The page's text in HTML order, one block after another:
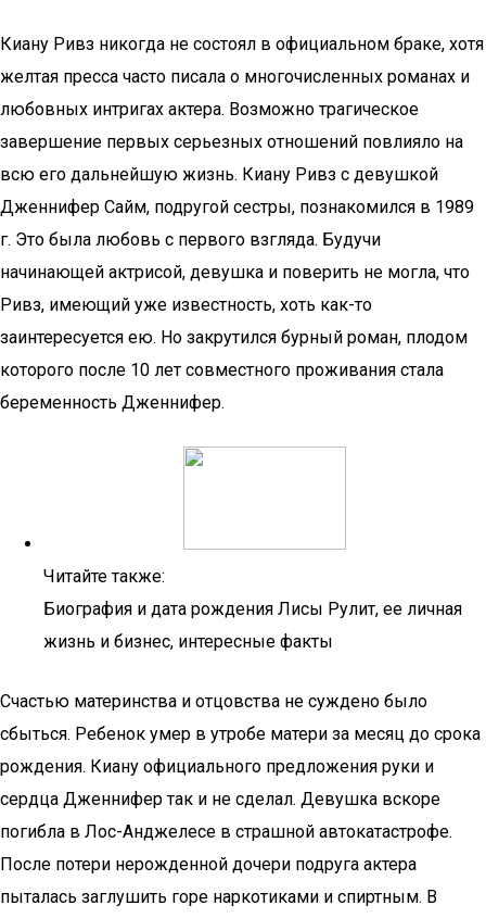
Киану Ривз никогда не состоял в официальном браке, хотя
желтая пресса часто писала о многочисленных романах и
любовных интригах актера. Возможно трагическое
завершение первых серьезных отношений повлияло на
всю его дальнейшую жизнь. Киану Ривз с девушкой
Дженнифер Сайм, подругой сестры, познакомился в 1989
г. Это была любовь с первого взгляда. Будучи
начинающей актрисой, девушка и поверить не могла, что
Ривз, имеющий уже известность, хоть как-то
заинтересуется ею. Но закрутился бурный роман, плодом
которого после 10 лет совместного проживания стала
беременность Дженнифер.
Читайте также:
Биография и дата рождения Лисы Рулит, ее личная
жизнь и бизнес, интересные факты
Счастью материнства и отцовства не суждено было
сбыться. Ребенок умер в утробе матери за месяц до срока
рождения. Киану официального предложения руки и
сердца Дженнифер так и не сделал. Девушка вскоре
погибла в Лос-Анджелесе в страшной автокатастрофе.
После потери нерожденной дочери подруга актера
пыталась заглушить горе наркотиками и спиртным. В